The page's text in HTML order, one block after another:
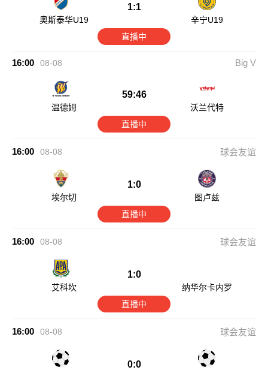
奥斯泰华U19
1:1
辛宁U19
直播中
16:00 08-08 Big V
温德姆
59:46
沃兰代特
直播中
16:00 08-08 球会友谊
埃尔切
1:0
图卢兹
直播中
16:00 08-08 球会友谊
艾科坎
1:0
纳华尔卡内罗
直播中
16:00 08-08 球会友谊
0:0